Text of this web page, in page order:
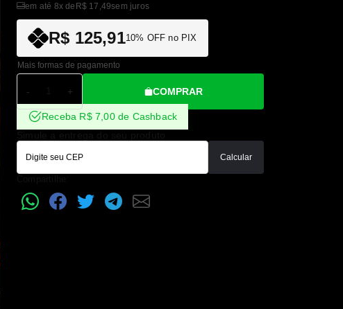
em até 8x de R$ 17,49sem juros
R$ 125,9110% OFF no PIX
Mais formas de pagamento
- + COMPRAR
Receba R$ 7,00 de Cashback
Calcular